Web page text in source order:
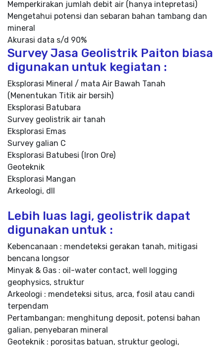
Memperkirakan jumlah debit air (hanya intepretasi)
Mengetahui potensi dan sebaran bahan tambang dan
mineral
Akurasi data s/d 90%
Survey Jasa Geolistrik Paiton biasa
digunakan untuk kegiatan :
Eksplorasi Mineral / mata Air Bawah Tanah
(Menentukan Titik air bersih)
Eksplorasi Batubara
Survey geolistrik air tanah
Eksplorasi Emas
Survey galian C
Eksplorasi Batubesi (Iron Ore)
Geoteknik
Eksplorasi Mangan
Arkeologi, dll
Lebih luas lagi, geolistrik dapat
digunakan untuk :
Kebencanaan : mendeteksi gerakan tanah, mitigasi
bencana longsor
Minyak & Gas : oil-water contact, well logging
geophysics, struktur
Arkeologi : mendeteksi situs, arca, fosil atau candi
terpendam
Pertambangan: menghitung deposit, potensi bahan
galian, penyebaran mineral
Geoteknik : porositas batuan, struktur geologi,